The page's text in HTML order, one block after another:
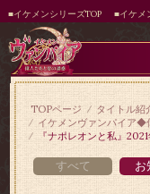
■イケメンシリーズTOP ■イケメ
TOPページ
タイトル紹
イケメンヴァンパイア◆
『ナポレオンと私』
すべて お